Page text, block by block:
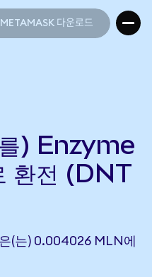
METAMASK 다운로드
) Enzyme
환전 (DNT
(는) 0.004026 MLN에